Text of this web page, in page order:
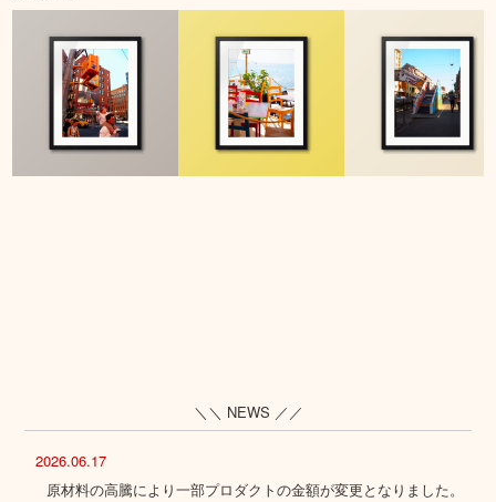
＼＼ NEWS ／／
2026.06.17
原材料の高騰により一部プロダクトの金額が変更となりました。